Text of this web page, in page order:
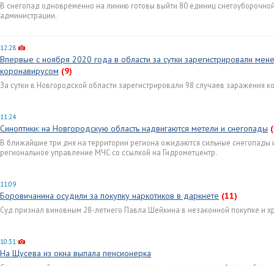
В снегопад одновременно на линию готовы выйти 80 единиц
администрации.
12:28
Впервые с ноября 2020 года в области за сутки зарегистрировали
коронавирусом (9)
За сутки в Новгородской области зарегистрировали 98 случаев заражения
11:24
Синоптики: на Новгородскую область надвигаются метели и снегопады
В ближайшие три дня на территории региона ожидаются сильные
региональное управление МЧС со ссылкой на Гидрометцентр.
11:09
Боровичанина осудили за покупку наркотиков в даркнете (11)
Суд признал виновным 28-летнего Павла Шейкина в незаконной покупке и
10:31
На Щусева из окна выпала пенсионерка